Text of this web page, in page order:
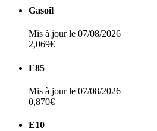
Gasoil
Mis à jour le 07/08/2026
2,069€
E85
Mis à jour le 07/08/2026
0,870€
E10